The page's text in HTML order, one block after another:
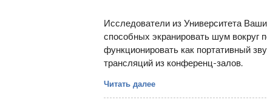
Исследователи из Университета
способных экранировать шум вокруг
функционировать как портативный
трансляций из конференц-залов.
Читать далее